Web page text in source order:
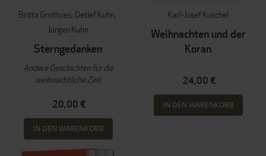
Britta Grothues Detlef Kuhn
Jürgen Kuhn
Sterngedanken
Andere Geschichten für die
weihnachtliche Zeit
20,00 €
IN DEN WARENKORB
Karl-Josef Kuschel
Weihnachten und der
Koran
24,00 €
IN DEN WARENKORB